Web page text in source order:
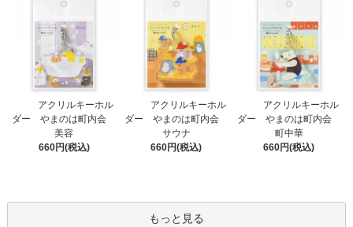
アクリルキーホル
ダー やまのは町内会
美容
660円(税込)
アクリルキーホル
ダー やまのは町内会
サウナ
660円(税込)
アクリルキーホル
ダー やまのは町内会
町中華
660円(税込)
もっと見る